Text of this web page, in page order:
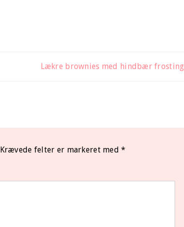
Lækre brownies med hindbær frosting
Krævede felter er markeret med*